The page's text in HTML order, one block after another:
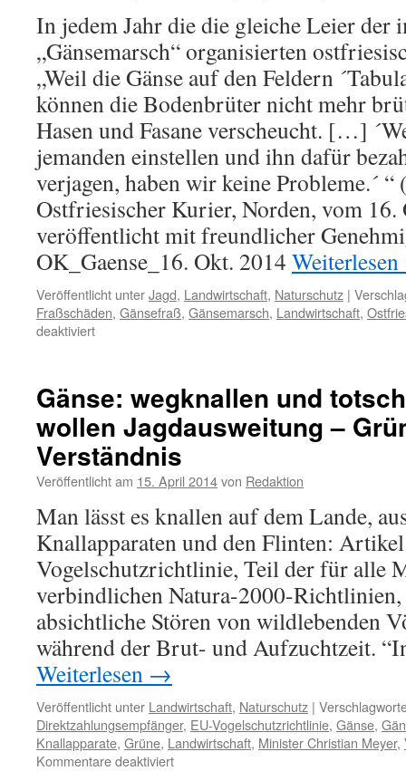
In jedem Jahr die die gleiche Leier der
„Gänsemarsch“ organisierten
„Weil die Gänse auf den Feldern
können die Bodenbrüter nicht mehr
Hasen und Fasane verscheucht. […]
jemanden einstellen und ihn dafür
verjagen, haben wir keine Probleme.´
Ostfriesischer Kurier, Norden, vom 16.
veröffentlicht mit freundlicher
OK_Gaense_16. Okt. 2014 Weiterlesen
Veröffentlicht unterJagd, Landwirtschaft, Naturschutz |
Fraßschäden, Gänsefraß, Gänsemarsch, Landwirtschaft,
deaktiviertfür
dreiste
Lügenbauern
Gänse: wegknallen und
wollen Jagdausweitung –
Verständnis
Veröffentlicht am 15. April 2014von Redaktion
Man lässt es knallen auf dem Lande,
Knallapparaten und den Flinten:
Vogelschutzrichtlinie, Teil der für alle
verbindlichen Natura-2000-Richtlinien,
absichtliche Stören von wildlebenden
während der Brut- und Aufzuchtzeit.
Weiterlesen →
Veröffentlicht unter Landwirtschaft, Naturschutz |
Direktzahlungsempfänger, EU-Vogelschutzrichtlinie, Gänse,
Knallapparate, Grüne, Landwirtschaft, Minister Christian Meyer,
Kommentare deaktiviertfür